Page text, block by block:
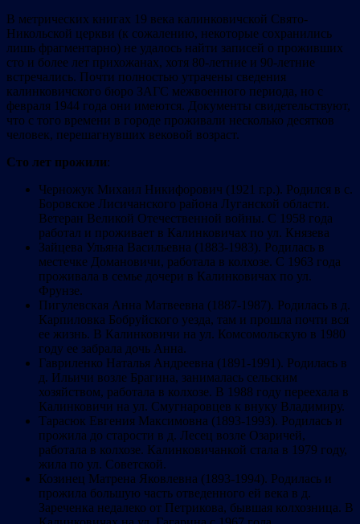
В метрических книгах 19 века калинковичской Свято-
Никольской церкви (к сожалению, некоторые сохранились
лишь фрагментарно) не удалось найти записей о проживших
сто и более лет прихожанах, хотя 80-летние и 90-летние
встречались. Почти полностью утрачены сведения
калинковичского бюро ЗАГС межвоенного периода, но с
февраля 1944 года они имеются. Документы свидетельствуют,
что с того времени в городе проживали несколько десятков
человек, перешагнувших вековой возраст.
Сто лет прожили:
Черножук Михаил Никифорович (1921 г.р.). Родился в с.
Боровское Лисичанского района Луганской области.
Ветеран Великой Отечественной войны. С 1958 года
работал и проживает в Калинковичах по ул. Князева
Зайцева Ульяна Васильевна (1883-1983). Родилась в
местечке Домановичи, работала в колхозе. С 1963 года
проживала в семье дочери в Калинковичах по ул.
Фрунзе.
Пигулевская Анна Матвеевна (1887-1987). Родилась в д.
Карпиловка Бобруйского уезда, там и прошла почти вся
ее жизнь. В Калинковичи на ул. Комсомольскую в 1980
году ее забрала дочь Анна.
Гавриленко Наталья Андреевна (1891-1991). Родилась в
д. Ильичи возле Брагина, занималась сельским
хозяйством, работала в колхозе. В 1988 году переехала в
Калинковичи на ул. Смугнаровцев к внуку Владимиру.
Тарасюк Евгения Максимовна (1893-1993). Родилась и
прожила до старости в д. Лесец возле Озаричей,
работала в колхозе. Калинковичанкой стала в 1979 году,
жила по ул. Советской.
Козинец Матрена Яковлевна (1893-1994). Родилась и
прожила большую часть отведенного ей века в д.
Зареченка недалеко от Петрикова, бывшая колхозница. В